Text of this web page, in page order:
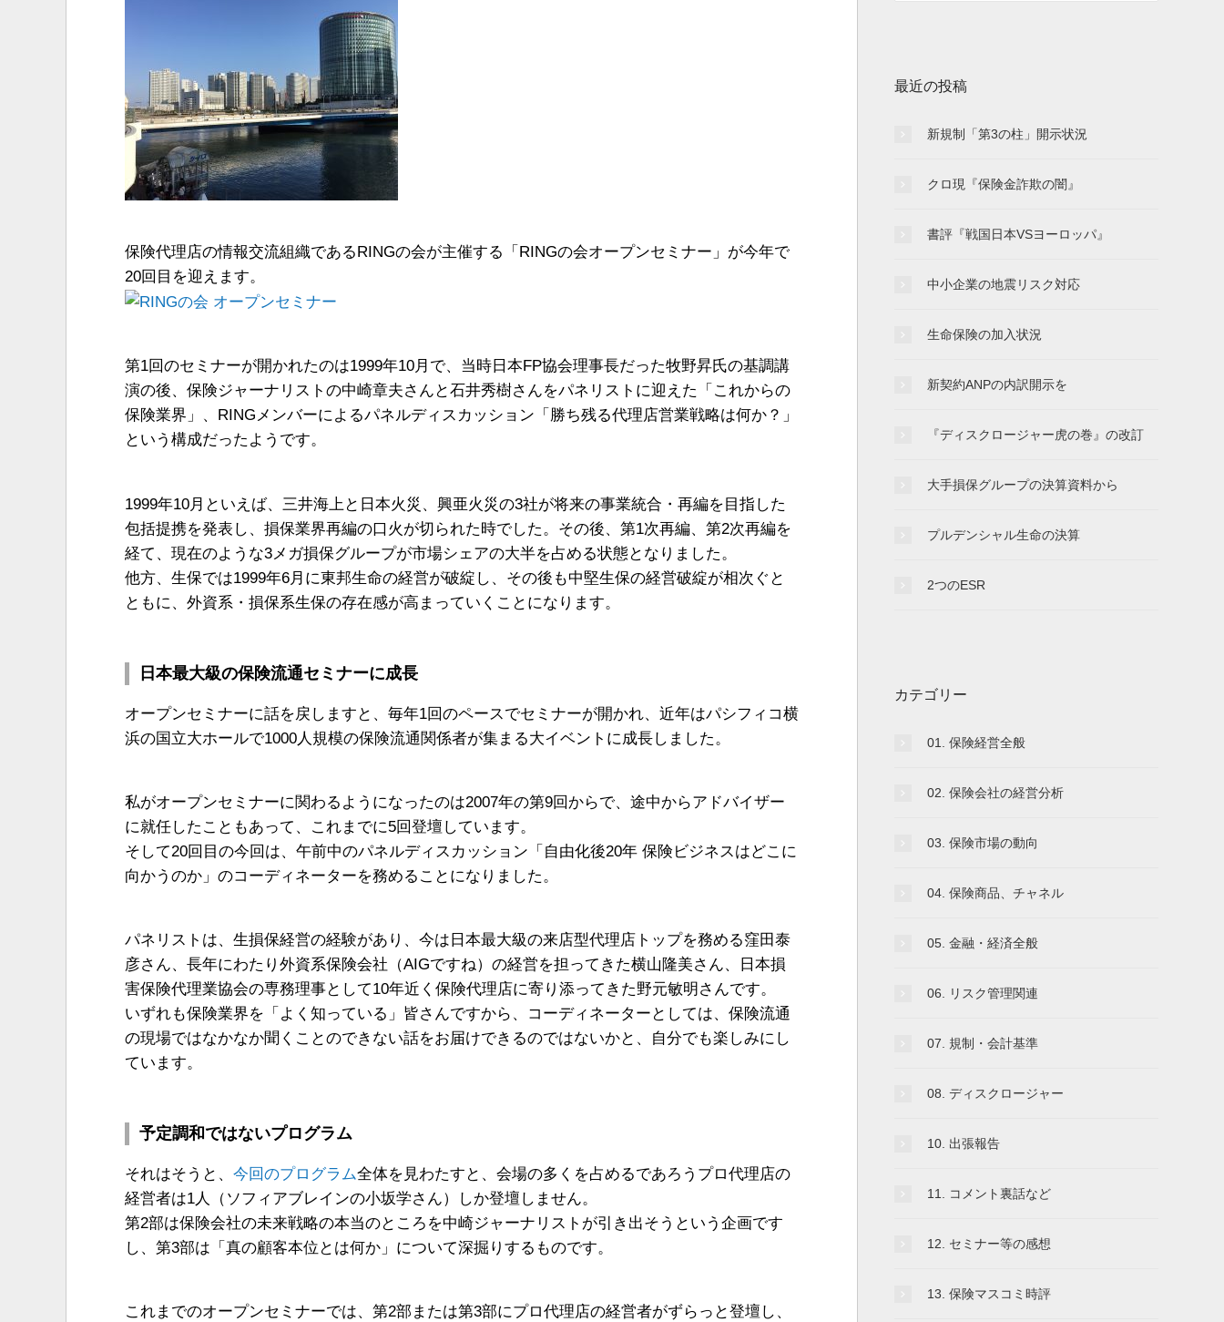
保険代理店の情報交流組織であるRINGの会が主催する「RINGの会オープンセミナー」が今年で
20回目を迎えます。
第1回のセミナーが開かれたのは1999年10月で、当時日本FP協会理事長だった牧野昇氏の基調講
演の後、保険ジャーナリストの中崎章夫さんと石井秀樹さんをパネリストに迎えた「これからの
保険業界」、RINGメンバーによるパネルディスカッション「勝ち残る代理店営業戦略は何か？」
という構成だったようです。
1999年10月といえば、三井海上と日本火災、興亜火災の3社が将来の事業統合・再編を目指した
包括提携を発表し、損保業界再編の口火が切られた時でした。その後、第1次再編、第2次再編を
経て、現在のような3メガ損保グループが市場シェアの大半を占める状態となりました。
他方、生保では1999年6月に東邦生命の経営が破綻し、その後も中堅生保の経営破綻が相次ぐと
ともに、外資系・損保系生保の存在感が高まっていくことになります。
日本最大級の保険流通セミナーに成長
オープンセミナーに話を戻しますと、毎年1回のペースでセミナーが開かれ、近年はパシフィコ横
浜の国立大ホールで1000人規模の保険流通関係者が集まる大イベントに成長しました。
私がオープンセミナーに関わるようになったのは2007年の第9回からで、途中からアドバイザー
に就任したこともあって、これまでに5回登壇しています。
そして20回目の今回は、午前中のパネルディスカッション「自由化後20年 保険ビジネスはどこに
向かうのか」のコーディネーターを務めることになりました。
パネリストは、生損保経営の経験があり、今は日本最大級の来店型代理店トップを務める窪田泰
彦さん、長年にわたり外資系保険会社（AIGですね）の経営を担ってきた横山隆美さん、日本損
害保険代理業協会の専務理事として10年近く保険代理店に寄り添ってきた野元敏明さんです。
いずれも保険業界を「よく知っている」皆さんですから、コーディネーターとしては、保険流通
の現場ではなかなか聞くことのできない話をお届けできるのではないかと、自分でも楽しみにし
ています。
予定調和ではないプログラム
それはそうと、 今回のプログラム全体を見わたすと、会場の多くを占めるであろうプロ代理店の
経営者は1人（ソフィアブレインの小坂学さん）しか登壇しません。
第2部は保険会社の未来戦略の本当のところを中崎ジャーナリストが引き出そうという企画です
し、第3部は「真の顧客本位とは何か」について深掘りするものです。
これまでのオープンセミナーでは、第2部または第3部にプロ代理店の経営者がずらっと登壇し、
最近の投稿
新規制「第3の柱」開示状況
クロ現『保険金詐欺の闇』
書評『戦国日本VSヨーロッパ』
中小企業の地震リスク対応
生命保険の加入状況
新契約ANPの内訳開示を
『ディスクロージャー虎の巻』の改訂
大手損保グループの決算資料から
プルデンシャル生命の決算
2つのESR
カテゴリー
01. 保険経営全般
02. 保険会社の経営分析
03. 保険市場の動向
04. 保険商品、チャネル
05. 金融・経済全般
06. リスク管理関連
07. 規制・会計基準
08. ディスクロージャー
10. 出張報告
11. コメント裏話など
12. セミナー等の感想
13. 保険マスコミ時評